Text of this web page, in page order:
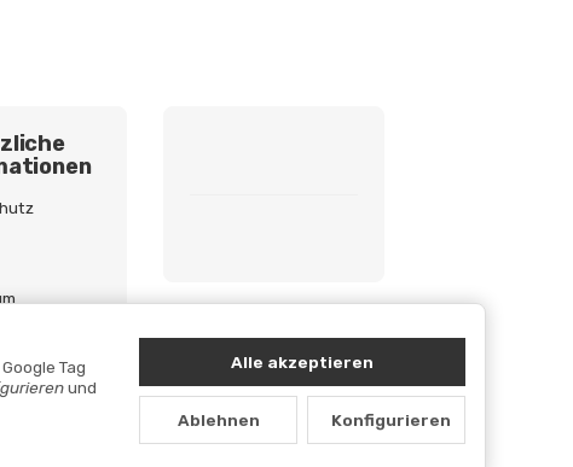
Alle akzeptieren
Ablehnen Konfigurieren
Tag
und